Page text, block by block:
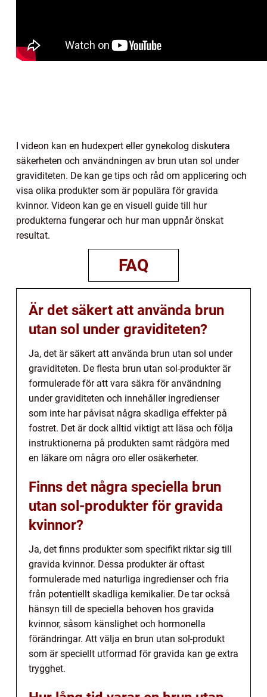
I videon kan en hudexpert eller gynekolog diskutera
säkerheten och användningen av brun utan sol under
graviditeten. De kan ge tips och råd om applicering och
visa olika produkter som är populära för gravida
kvinnor. Videon kan ge en visuell guide till hur
produkterna fungerar och hur man uppnår önskat
resultat.
FAQ
Är det säkert att använda brun
utan sol under graviditeten?
Ja, det är säkert att använda brun utan sol under
graviditeten. De flesta brun utan sol-produkter är
formulerade för att vara säkra för användning
under graviditeten och innehåller ingredienser
som inte har påvisat några skadliga effekter på
fostret. Det är dock alltid viktigt att läsa och följa
instruktionerna på produkten samt rådgöra med
en läkare om några oro eller osäkerheter.
Finns det några speciella brun
utan sol-produkter för gravida
kvinnor?
Ja, det finns produkter som specifikt riktar sig till
gravida kvinnor. Dessa produkter är oftast
formulerade med naturliga ingredienser och fria
från potentiellt skadliga kemikalier. De tar också
hänsyn till de speciella behoven hos gravida
kvinnor, såsom känslighet och hormonella
förändringar. Att välja en brun utan sol-produkt
som är speciellt utformad för gravida kan ge extra
trygghet.